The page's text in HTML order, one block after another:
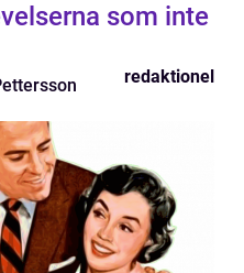
som inte
redaktionel